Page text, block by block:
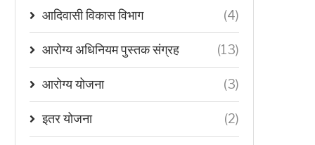
आदिवासी विकास विभाग (4)
आरोग्य अधिनियम पुस्तक संग्रह (13)
आरोग्य योजना (3)
इतर योजना (2)